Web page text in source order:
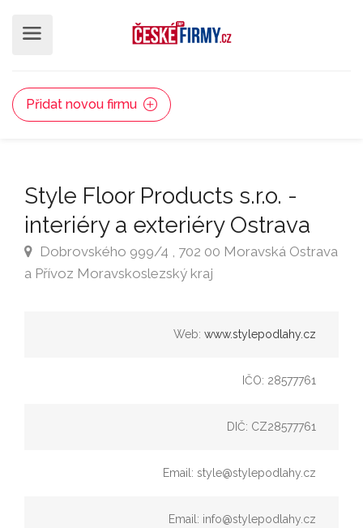
Přidat novou firmu
Style Floor Products s.r.o. -
interiéry a exteriéry Ostrava
Dobrovského 999/4 , 702 00 Moravská Ostrava
a Přívoz Moravskoslezský kraj
Web: www.stylepodlahy.cz
IČO: 28577761
DIČ: CZ28577761
Email: style@stylepodlahy.cz
Email: info@stylepodlahy.cz